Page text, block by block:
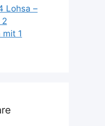
Lohsa –
2
1